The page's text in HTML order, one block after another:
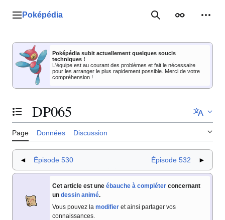
Menu principal
Poképédia RechercherApparence
Poképédia subit actuellement quelques soucis
techniques !
L'équipe est au courant des problèmes et fait le nécessaire
pour les arranger le plus rapidement possible. Merci de votre
compréhension !
Basculer la table des matières
DP065
Page Données Discussion
◄ Épisode 530 Épisode 532 ►
Cet article est une ébauche à compléter concernant
un dessin animé.
Vous pouvez la modifier et ainsi partager vos
connaissances.